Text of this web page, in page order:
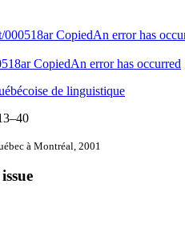
000518arCopiedAn error has
CopiedAn error has occurred
de linguistique
à Montréal, 2001